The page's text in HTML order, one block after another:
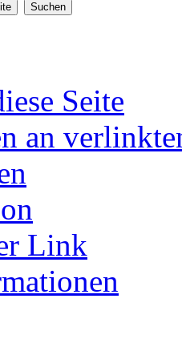
Seite
an
Link